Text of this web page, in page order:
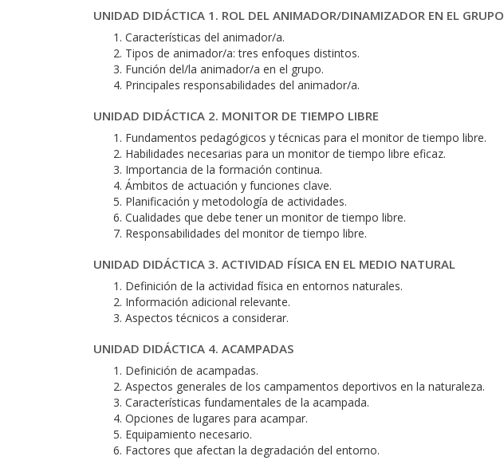
UNIDAD DIDÁCTICA 1. ROL DEL ANIMADOR/DINAMIZADOR EN EL GRUPO
Características del animador/a.
Tipos de animador/a: tres enfoques distintos.
Función del/la animador/a en el grupo.
Principales responsabilidades del animador/a.
UNIDAD DIDÁCTICA 2. MONITOR DE TIEMPO LIBRE
Fundamentos pedagógicos y técnicas para el monitor de tiempo libre.
Habilidades necesarias para un monitor de tiempo libre eficaz.
Importancia de la formación continua.
Ámbitos de actuación y funciones clave.
Planificación y metodología de actividades.
Cualidades que debe tener un monitor de tiempo libre.
Responsabilidades del monitor de tiempo libre.
UNIDAD DIDÁCTICA 3. ACTIVIDAD FÍSICA EN EL MEDIO NATURAL
Definición de la actividad física en entornos naturales.
Información adicional relevante.
Aspectos técnicos a considerar.
UNIDAD DIDÁCTICA 4. ACAMPADAS
Definición de acampadas.
Aspectos generales de los campamentos deportivos en la naturaleza.
Características fundamentales de la acampada.
Opciones de lugares para acampar.
Equipamiento necesario.
Factores que afectan la degradación del entorno.